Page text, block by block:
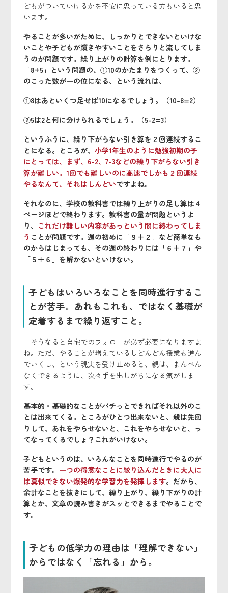
どもがついていけるかを不安に思っている方もいると思
います。
やることが多いがために、しっかりとできないといけな
いことや子どもが躓きやすいことをさらりと流してしま
うのが問題です。繰り上がりの計算を例にとります。
「8+5」という問題の、①10のかたまりをつくって、②
のこった数が一の位になる、という流れは、
①8はあといくつ足せば10になるでしょう。（10-8=2）
②5は2と何に分けられるでしょう。（5-2=3）
というふうに、繰り下がらない引き算を２回連続するこ
とになる。ところが、小学1年生のように勉強初期の子
にとっては、まず、6-2、7-3などの繰り下がらない引き
算が難しい。1回でも難しいのに高速でしかも２回連続
やるなんて、それはしんどいですよね。
それなのに、学校の教科書では繰り上がりの足し算は４
ページほどで終わります。教科書の量が問題というよ
り、 これだけ難しい内容があっという間に終わってしま
う ことが問題です。週の初めに「９＋２」など簡単なも
のからはじまっても、その週の終わりには「６＋７」や
「５＋６」を解かないといけない。
子どもはいろいろなことを同時進行するこ
とが苦手。あれもこれも、ではなく基礎が
定着するまで繰り返すこと。
―そうなると自宅でのフォローが必ず必要になりますよ
ね。ただ、やることが増えているしどんどん授業も進ん
でいくし、という現実を受け止めると、親は、まんべん
なくできるように、次々手を出しがちになる気がしま
す。
基本的・基礎的なことがバチっとできればそれ以外のこ
とは出来てくる。ところがひとつ出来ないと、親は先回
りして、あれをやらせないと、これをやらせないと、っ
てなってくるでしょ？これがいけない。
子どもというのは、いろんなことを同時進行でやるのが
苦手です。 一つの得意なことに絞り込んだときに大人に
は真似できない爆発的な学習力を発揮します。だから、
余計なことを抜きにして、繰り上がり、繰り下がりの計
算とか、文章の読み書きがスッとできるまでやることで
す。
子どもの低学力の理由は「理解できない」
からではなく「忘れる」から。